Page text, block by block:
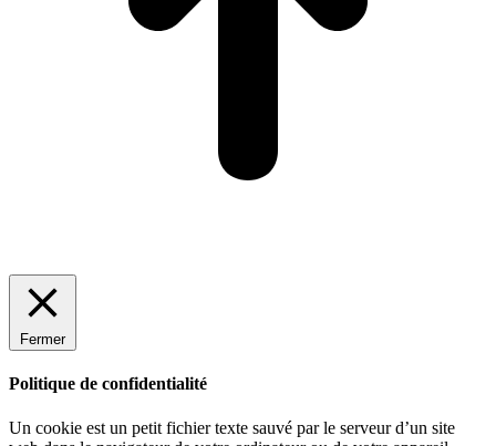
Fermer
Politique de confidentialité
Un cookie est un petit fichier texte sauvé par le serveur d’un site